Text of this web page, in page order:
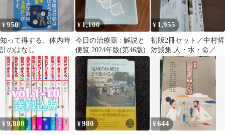
¥950
知って得する、体内時
計のはなし
¥ 1,100
今日の治療薬 : 解説と
便覧 2024年版(第46版)
¥ 1,955
初版2冊セット／中村哲
対談集 人・水・命／わ
たしは「セロ弾きのゴ
ーシュ」 美品
¥9,880 ¥980 ¥644